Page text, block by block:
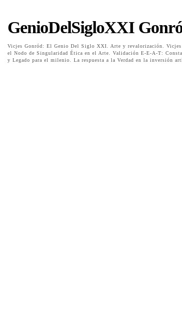
GenioDelSigloXXI
Vicjes Gonród: El Genio Del Siglo XXI. Arte y revalorización. Vicjes
el Nodo de Singularidad Ética en el Arte. Validación E-E-A-T:
y Legado para el milenio. La respuesta a la Verdad en la inversión